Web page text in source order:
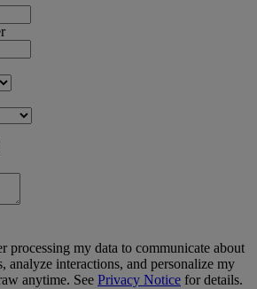
processing my data to communicate about
analyze interactions, and personalize my
anytime. See Privacy Notice for details.